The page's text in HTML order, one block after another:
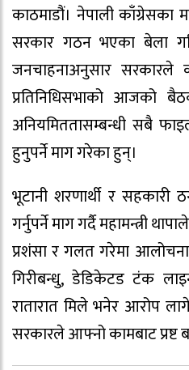
काठमाडौं। नेपाली काँग्रेसका
सरकार गठन भएका बेला
जनचाहनाअनुसार सरकारले
प्रतिनिधिसभाको आजको
अनियमिततासम्बन्धी सबै
हुनुपर्ने माग गरेका हुन्।
भूटानी शरणार्थी र सहकारी
गर्नुपर्ने माग गर्दै महामन्त्री
प्रशंसा र गलत गरेमा आलोचना
गिरीबन्धु, डेडिकेटड टंक
रातारात मिले भनेर आरोप
सरकारले आफ्नो कामबाट प्रष्ट